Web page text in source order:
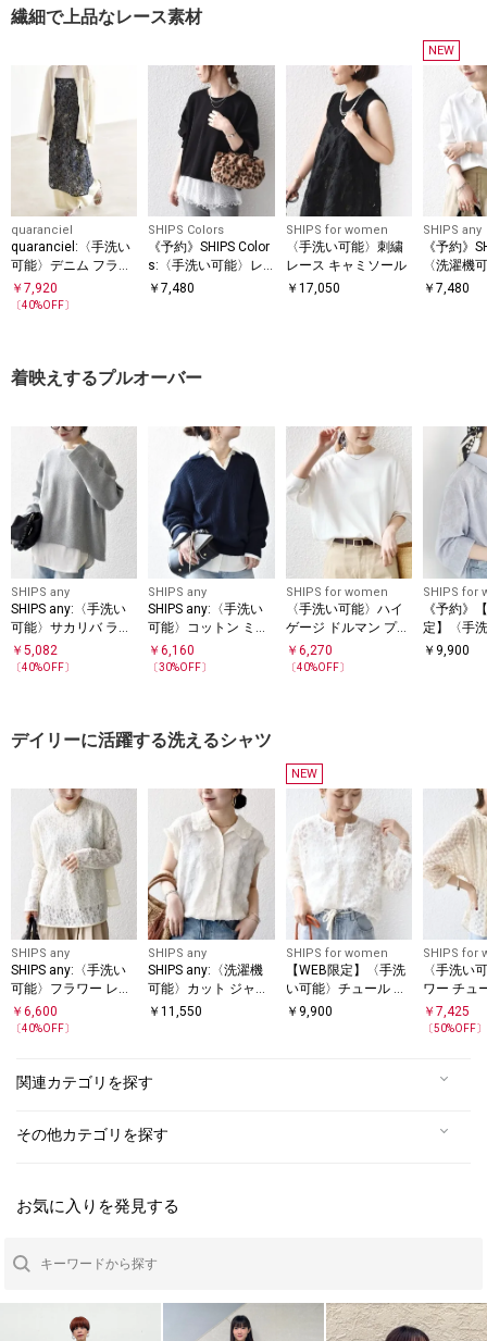
繊細で上品なレース素材
quaranciel
quaranciel:〈手洗い
可能〉デニム フラワ
ー レース キャミ ワ
ンピース
￥ 7,920
〔40%OFF〕
SHIPS Colors
《予約》SHIPS Color
s:〈手洗い可能〉レ
ースタンクトップ セ
￥7,480
SHIPS for women
〈手洗い可能〉刺繍
レース キャミソール
￥ 17,050
NEW
SHIPS any
《予約》
〈洗濯機
ス カラー
￥7,480
着映えするプルオーバー
SHIPS any
SHIPS any:〈手洗い
可能〉サカリバ ラウ
ンド ヘム ルーズ プ
ルオーバー
￥ 5,082
〔40%OFF〕
SHIPS any
SHIPS any:〈手洗い
可能〉コットン ミッ
クス スキッパー ポロ
ニット プルオーバー
￥6,160
〔30%OFF〕
SHIPS for women
〈手洗い可能〉ハイ
ゲージ ドルマン プル
オーバー
￥ 6,270
〔40%OFF〕
SHIPS for
《予約》
定】〈手
シアー ジ
￥ 9,900
デイリーに活躍する洗えるシャツ
SHIPS any
SHIPS any:〈手洗い
可能〉フラワー レー
ス クルーネック ペプ
ラム ブラウス
￥ 6,600
〔40%OFF〕
SHIPS any
SHIPS any:〈洗濯機
可能〉カット ジャカ
ード ドロスト フレン
￥11,550
NEW
SHIPS for women
【WEB限定】〈手洗
い可能〉チュール フ
ェザー レース 羽織
￥ 9,900
SHIPS for
〈手洗い
ワー チュ
シャツ
￥7,425
〔50%OFF〕
関連カテゴリを探す
その他カテゴリを探す
お気に入りを発見する